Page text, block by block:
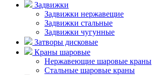
Задвижки
Задвижки нержавещие
Задвижки стальные
Задвижки чугунные
Затворы дисковые
Краны шаровые
Нержавеющие шаровые краны
Стальные шаровые краны